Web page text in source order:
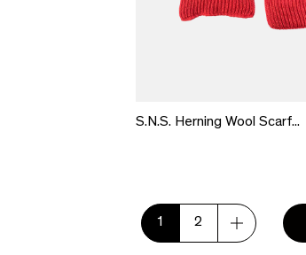
S.N.S. Herning Wool Scarf...
1 2